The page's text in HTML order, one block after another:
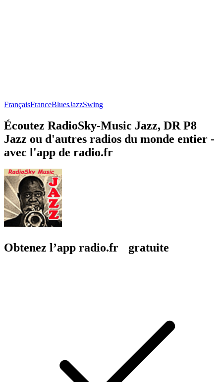
FrançaisFranceBluesJazzSwing
Écoutez RadioSky-Music Jazz, DR P8
Jazz ou d'autres radios du monde entier -
avec l'app de radio.fr
Obtenez l’app radio.fr gratuite